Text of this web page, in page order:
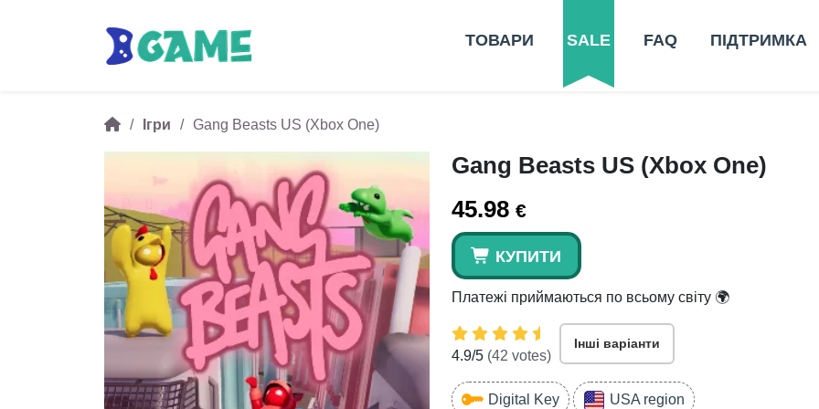
ТОВАРИ SALE FAQ ПІДТРИМКА
Ігри Gang Beasts US (Xbox One)
Gang Beasts US (Xbox One)
45.98 €
КУПИТИ
Платежі приймаються по всьому світу 🌍
4.9/5 (42 votes)
Інші варіанти
Digital Key USA region